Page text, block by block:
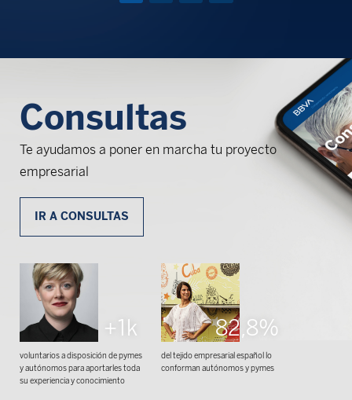
Consultas
Te ayudamos a poner en marcha tu proyecto
empresarial
IR A CONSULTAS
+1k
voluntarios a disposición de pymes
y autónomos para aportarles toda
su experiencia y conocimiento
82,8%
del tejido empresarial español lo
conforman autónomos y pymes